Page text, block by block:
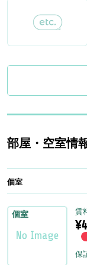
部屋・空室情
個室
個室 賃
保